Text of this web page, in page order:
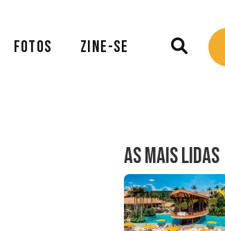
FOTOS ZINE-SE
AS MAIS LIDAS